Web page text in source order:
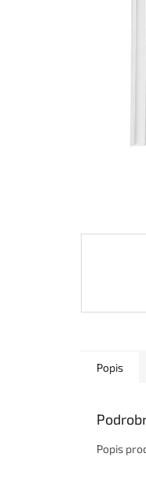
Popis
Popis